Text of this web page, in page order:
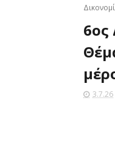
6ος
3.7.26